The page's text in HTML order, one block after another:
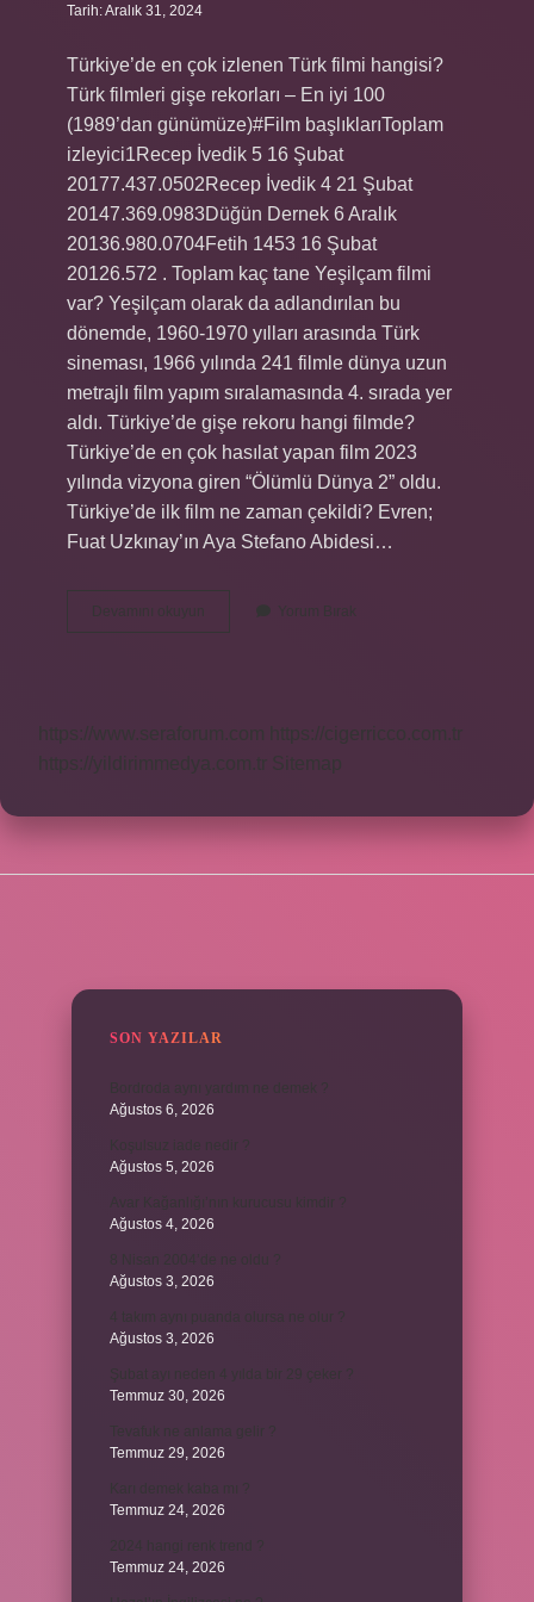
Tarih: Aralık 31, 2024
Türkiye’de en çok izlenen Türk filmi hangisi?
Türk filmleri gişe rekorları – En iyi 100
(1989’dan günümüze)#Film başlıklarıToplam
izleyici1Recep İvedik 5 16 Şubat
20177.437.0502Recep İvedik 4 21 Şubat
20147.369.0983Düğün Dernek 6 Aralık
20136.980.0704Fetih 1453 16 Şubat
20126.572 . Toplam kaç tane Yeşilçam filmi
var? Yeşilçam olarak da adlandırılan bu
dönemde, 1960-1970 yılları arasında Türk
sineması, 1966 yılında 241 filmle dünya uzun
metrajlı film yapım sıralamasında 4. sırada yer
aldı. Türkiye’de gişe rekoru hangi filmde?
Türkiye’de en çok hasılat yapan film 2023
yılında vizyona giren “Ölümlü Dünya 2” oldu.
Türkiye’de ilk film ne zaman çekildi? Evren;
Fuat Uzkınay’ın Aya Stefano Abidesi…
Devamını okuyun
Türkiyede
Yılda
Yorum Bırak
https://www.seraforum.com
https://cigerricco.com.tr
https://yildirimmedya.com.tr Sitemap
SON YAZILAR
Ağustos 6, 2026
Ağustos 5, 2026
Ağustos 4, 2026
Ağustos 3, 2026
Ağustos 3, 2026
Temmuz 30, 2026
Temmuz 29, 2026
Temmuz 24, 2026
Temmuz 24, 2026